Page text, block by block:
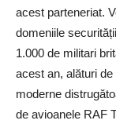
acest parteneriat.
domeniile
1.000 de militari
acest an, alături
moderne
de avioanele RAF